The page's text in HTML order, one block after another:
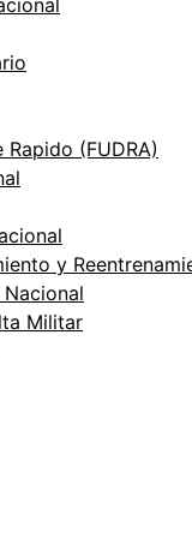
(FUDRA)
y
Militar